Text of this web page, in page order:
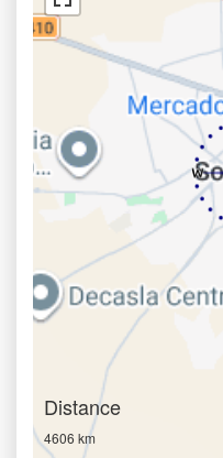
Distance
4606 km